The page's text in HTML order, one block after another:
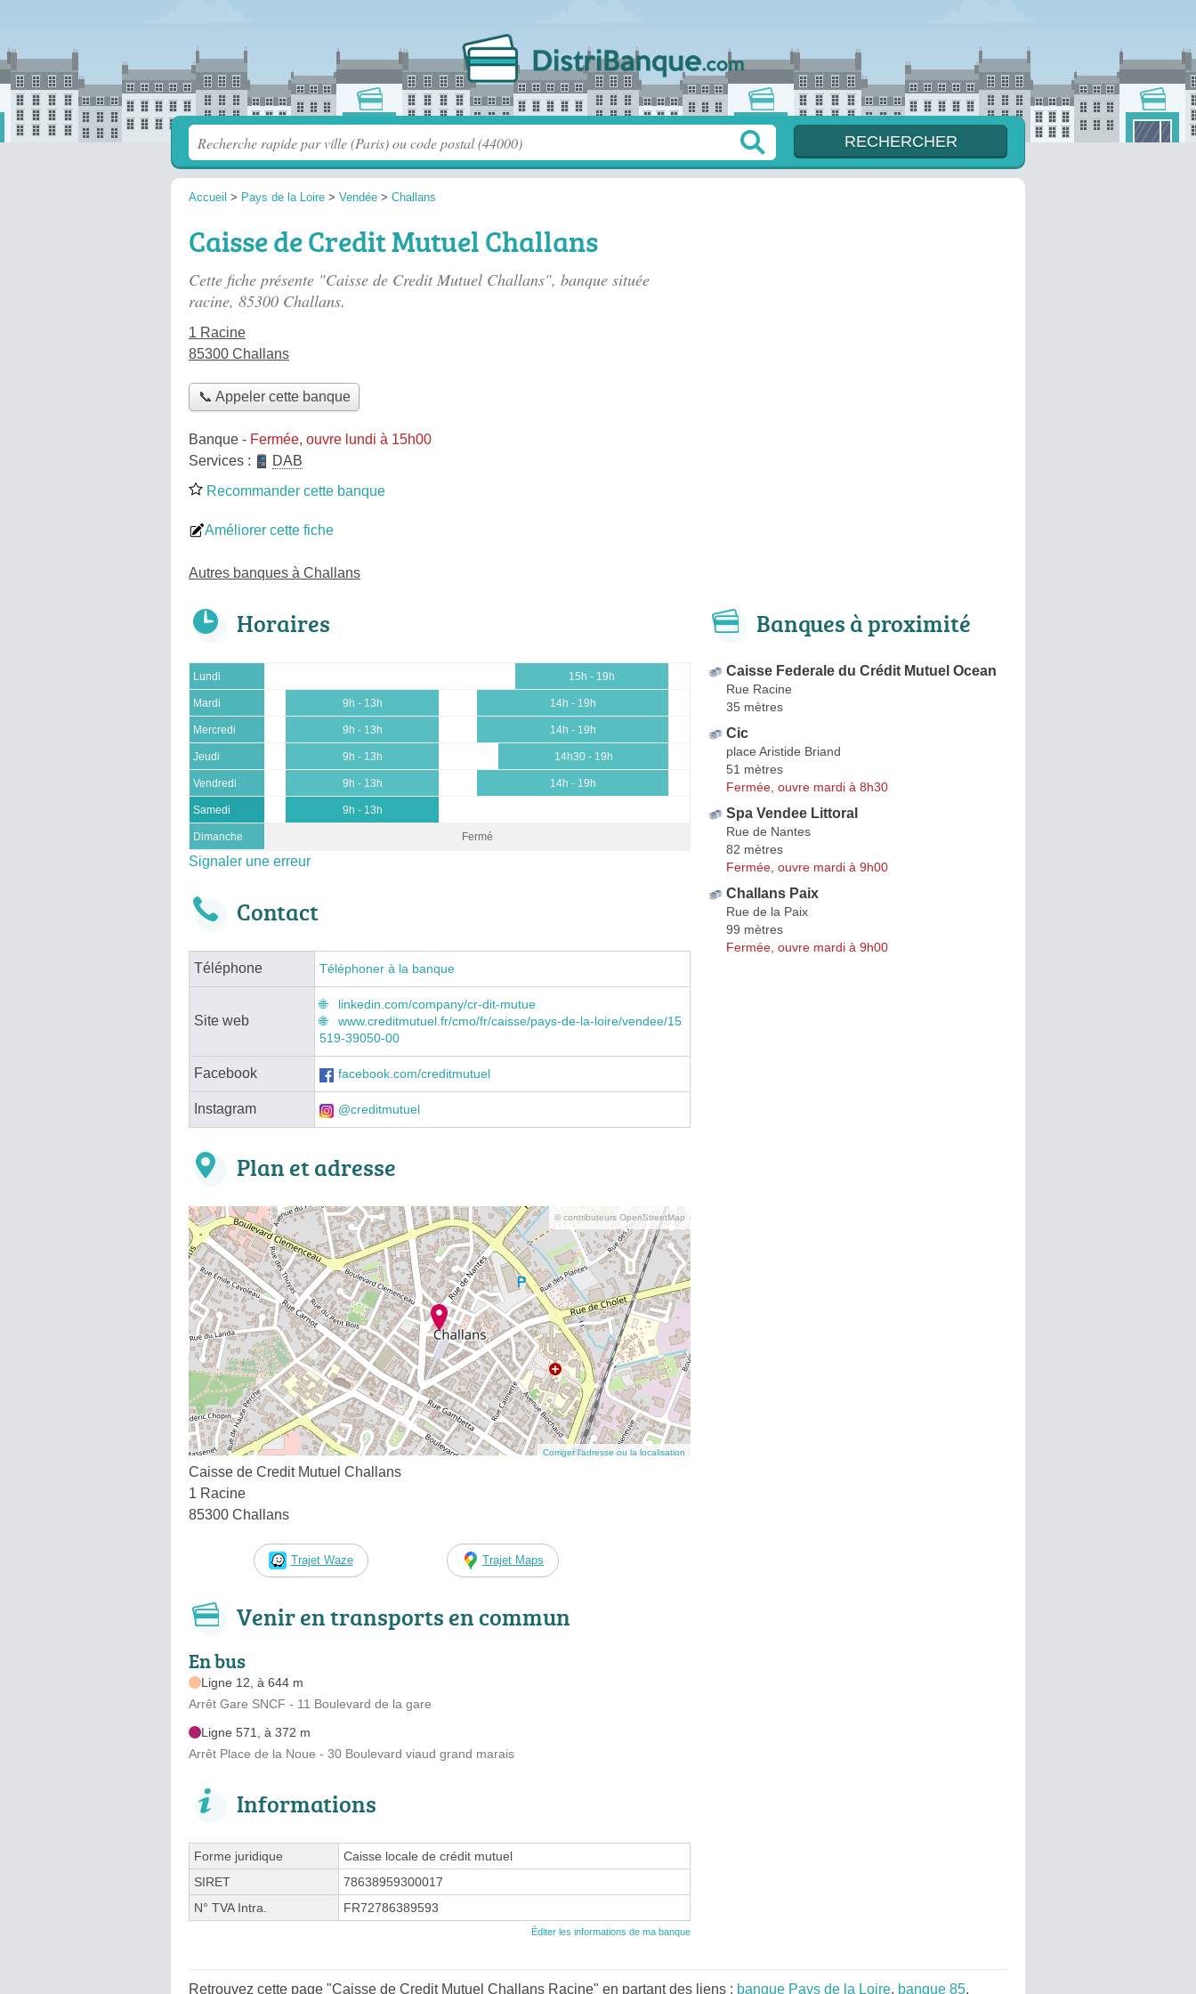
Accueil > Pays de la Loire > Vendée > Challans
Caisse de Credit Mutuel Challans
Cette fiche présente "Caisse de Credit Mutuel Challans", banque située
racine, 85300 Challans.
1 Racine
85300 Challans
📞 Appeler cette banque
Banque - Fermée, ouvre lundi à 15h00
Services :
DAB
Recommander cette banque
Améliorer cette fiche
Autres banques à Challans
Horaires
Lundi 15h - 19h
Mardi 9h - 13h 14h - 19h
Mercredi 9h - 13h 14h - 19h
Jeudi 9h - 13h 14h30 - 19h
Vendredi 9h - 13h 14h - 19h
Samedi 9h - 13h
Dimanche Fermé
Signaler une erreur
Contact
Téléphone Téléphoner à la banque
Site web
linkedin.com/company/cr-dit-mutue
www.creditmutuel.fr/cmo/fr/caisse/pays-de-la-loire/vendee/15
519-39050-00
Facebook facebook.com/creditmutuel
Instagram @creditmutuel
Plan et adresse
© contributeurs OpenStreetMap
Corriger l’adresse ou la localisation
Caisse de Credit Mutuel Challans
1 Racine
85300 Challans
Trajet Waze Trajet Maps
Venir en transports en commun
En bus
Ligne 12, à 644 m
Arrêt Gare SNCF - 11 Boulevard de la gare
Ligne 571, à 372 m
Arrêt Place de la Noue - 30 Boulevard viaud grand marais
Informations
Forme juridique
Caisse locale de crédit mutuel
SIRET
78638959300017
N° TVA Intra.
FR72786389593
Éditer les informations de ma banque
Banques à proximité
Caisse Federale du Crédit Mutuel Ocean
Rue Racine
35 mètres
Cic
place Aristide Briand
51 mètres
Fermée, ouvre mardi à 8h30
Spa Vendee Littoral
Rue de Nantes
82 mètres
Fermée, ouvre mardi à 9h00
Challans Paix
Rue de la Paix
99 mètres
Fermée, ouvre mardi à 9h00
Retrouvez cette page "Caisse de Credit Mutuel Challans Racine" en partant des liens : banque Pays de la Loire, banque 85,